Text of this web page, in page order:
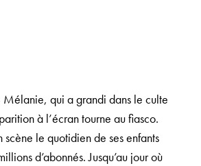
Mélanie, qui a grandi dans le culte
à l’écran tourne au fiasco.
le quotidien de ses enfants
d’abonnés. Jusqu’au jour où